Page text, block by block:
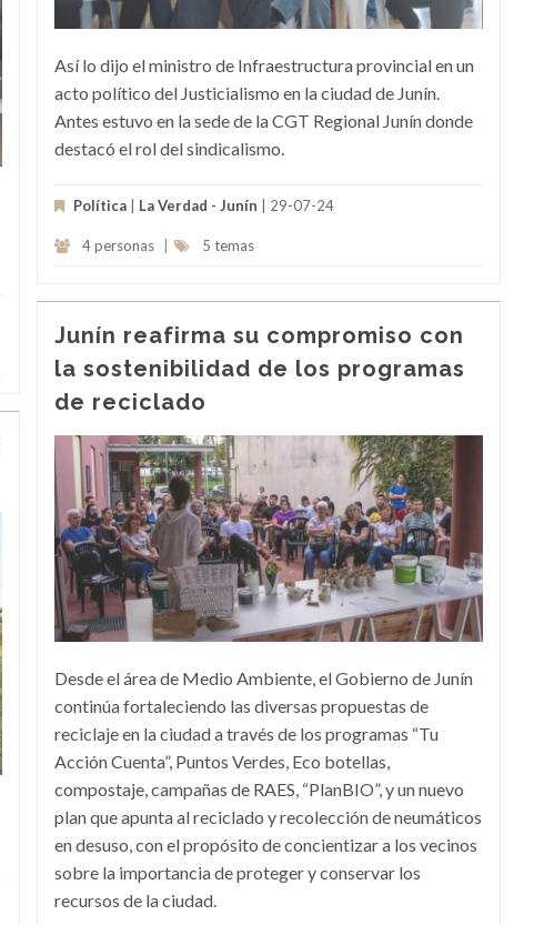
Así lo dijo el ministro de Infraestructura provincial en un
acto político del Justicialismo en la ciudad de Junín.
Antes estuvo en la sede de la CGT Regional Junín donde
destacó el rol del sindicalismo.
Política | La Verdad - Junín | 29-07-24
4 personas | 5 temas
Junín reafirma su compromiso con
la sostenibilidad de los programas
de reciclado
Desde el área de Medio Ambiente, el Gobierno de Junín
continúa fortaleciendo las diversas propuestas de
reciclaje en la ciudad a través de los programas “Tu
Acción Cuenta”, Puntos Verdes, Eco botellas,
compostaje, campañas de RAES, “PlanBIO”, y un nuevo
plan que apunta al reciclado y recolección de neumáticos
en desuso, con el propósito de concientizar a los vecinos
sobre la importancia de proteger y conservar los
recursos de la ciudad.